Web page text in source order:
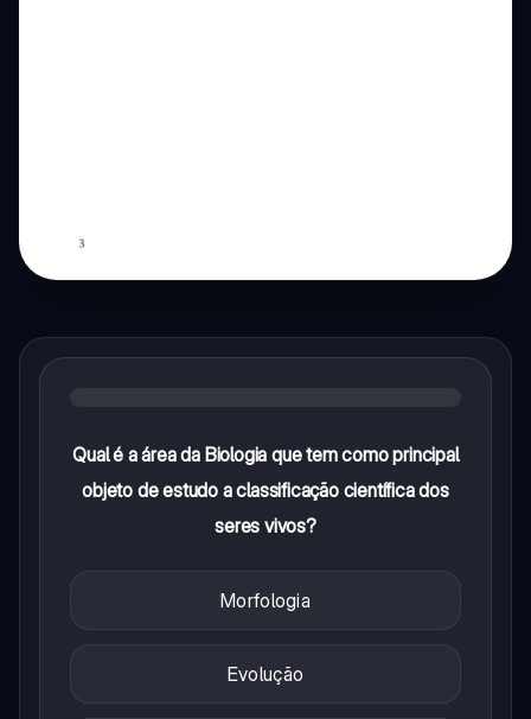
Qual é a área da Biologia que tem como principal
objeto de estudo a classificação científica dos
seres vivos?
Morfologia
Evolução